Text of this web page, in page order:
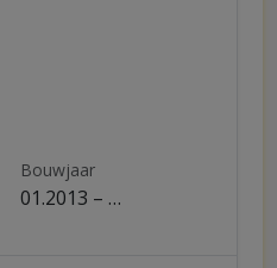
Bouwjaar
01.2013 – …